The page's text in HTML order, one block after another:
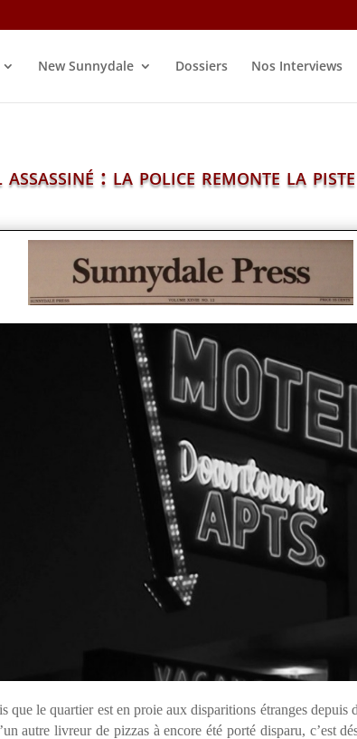
New Sunnydale Dossiers Nos Interviews
assassiné : la police remonte la
que le quartier est en proie aux disparitions étranges depuis
autre livreur de pizzas à encore été porté disparu, c’est